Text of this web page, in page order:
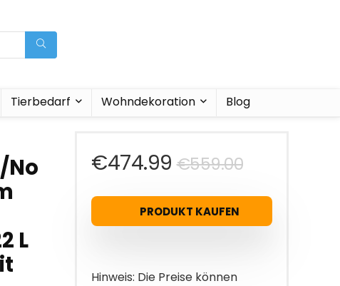
Tierbedarf Wohndekoration Blog
L
€559.00
Preis
war:
€474.99
Aktueller
Preis
ist:
PRODUKT KAUFEN
Hinweis: Die Preise können